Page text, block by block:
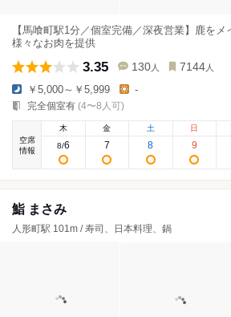
【馬喰町駅1分／個室完備／深夜営業】鹿を
様々なお肉を提供
3.35 130 人 7144 人
￥5,000～￥5,999 -
完全個室有 (4〜8人可)
空席
情報
木
8/6
金
7
土
8
日
9
鮨 まさみ
人形町駅 101m / 寿司、日本料理、鍋